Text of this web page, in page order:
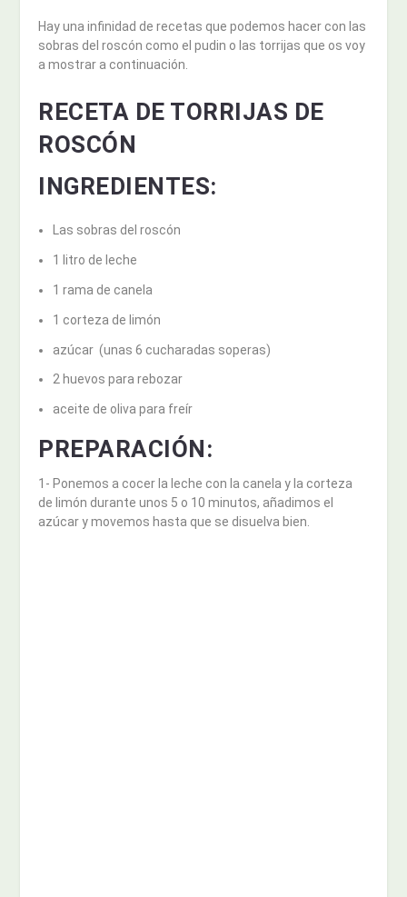
Hay una infinidad de recetas que podemos hacer con las
sobras del roscón como el pudin o las torrijas que os voy
a mostrar a continuación.
RECETA DE TORRIJAS DE
ROSCÓN
INGREDIENTES:
Las sobras del roscón
1 litro de leche
1 rama de canela
1 corteza de limón
azúcar (unas 6 cucharadas soperas)
2 huevos para rebozar
aceite de oliva para freír
PREPARACIÓN:
1- Ponemos a cocer la leche con la canela y la corteza
de limón durante unos 5 o 10 minutos, añadimos el
azúcar y movemos hasta que se disuelva bien.